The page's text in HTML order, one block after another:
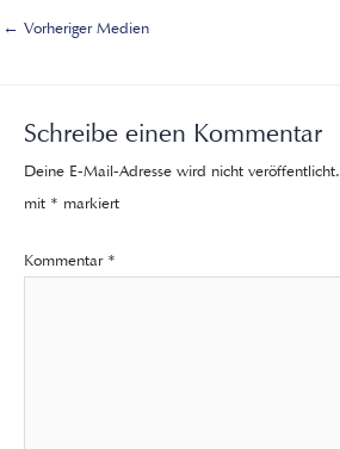
← Vorheriger Medien
Schreibe einen Kommentar
Deine E-Mail-Adresse wird nicht veröffentlicht.
mit * markiert
Kommentar *